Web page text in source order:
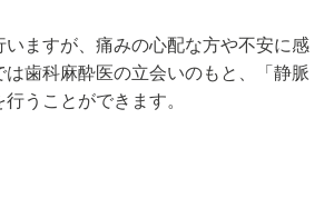
いますが、痛みの心配な方や不安に感
は歯科麻酔医の立会いのもと、「静脈
うことができます。